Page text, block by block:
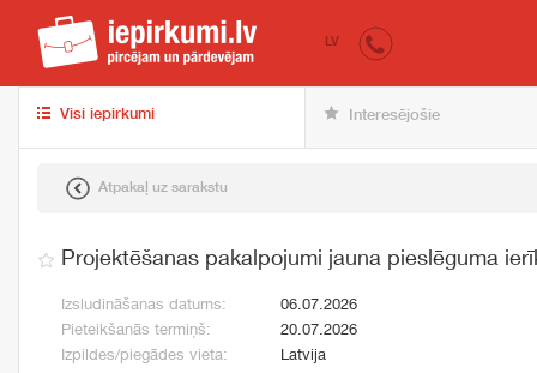
iepirkumi.lv
LV
Visi iepirkumi Interesējošie
Atpakaļ uz sarakstu
Projektēšanas pakalpojumi jauna pieslēguma
Izsludināšanas datums:
06.07.2026
Pieteikšanās termiņš:
20.07.2026
Izpildes/piegādes vieta:
Latvija